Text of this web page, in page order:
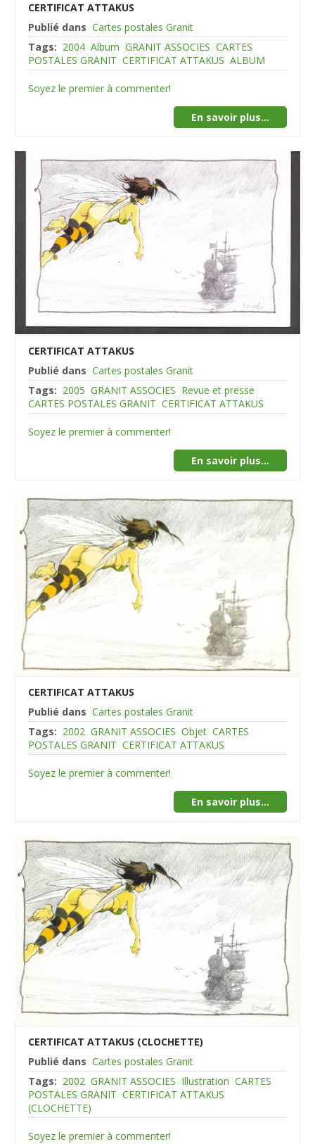
CERTIFICAT ATTAKUS
Publié dans Cartes postales Granit
Tags: 2004 Album GRANIT ASSOCIES CARTES
POSTALES GRANIT CERTIFICAT ATTAKUS ALBUM
Soyez le premier à commenter!
En savoir plus...
CERTIFICAT ATTAKUS
Publié dans Cartes postales Granit
Tags: 2005 GRANIT ASSOCIES Revue et presse
CARTES POSTALES GRANIT CERTIFICAT ATTAKUS
Soyez le premier à commenter!
En savoir plus...
CERTIFICAT ATTAKUS
Publié dans Cartes postales Granit
Tags: 2002 GRANIT ASSOCIES Objet CARTES
POSTALES GRANIT CERTIFICAT ATTAKUS
Soyez le premier à commenter!
En savoir plus...
CERTIFICAT ATTAKUS (CLOCHETTE)
Publié dans Cartes postales Granit
Tags: 2002 GRANIT ASSOCIES Illustration CARTES
POSTALES GRANIT CERTIFICAT ATTAKUS
(CLOCHETTE)
Soyez le premier à commenter!